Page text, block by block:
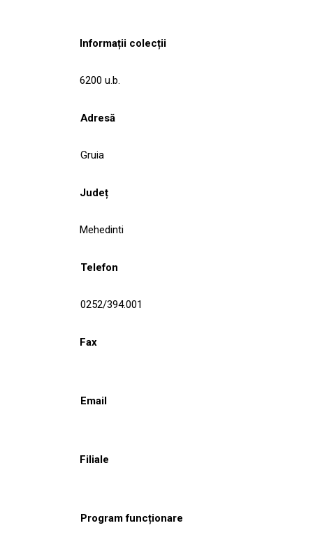
Informații colecții
6200 u.b.
Adresă
Gruia
Județ
Mehedinti
Telefon
0252/394.001
Fax
Email
Filiale
Program funcționare